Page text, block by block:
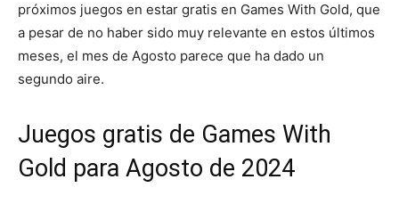
próximos juegos en estar gratis en Games With Gold, que
a pesar de no haber sido muy relevante en estos últimos
meses, el mes de Agosto parece que ha dado un
segundo aire.
Juegos gratis de Games With
Gold para Agosto de 2024